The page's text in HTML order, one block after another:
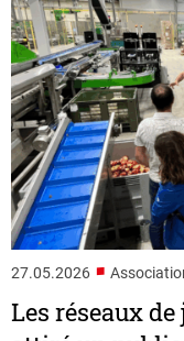
27.05.2026 ■
Les réseaux